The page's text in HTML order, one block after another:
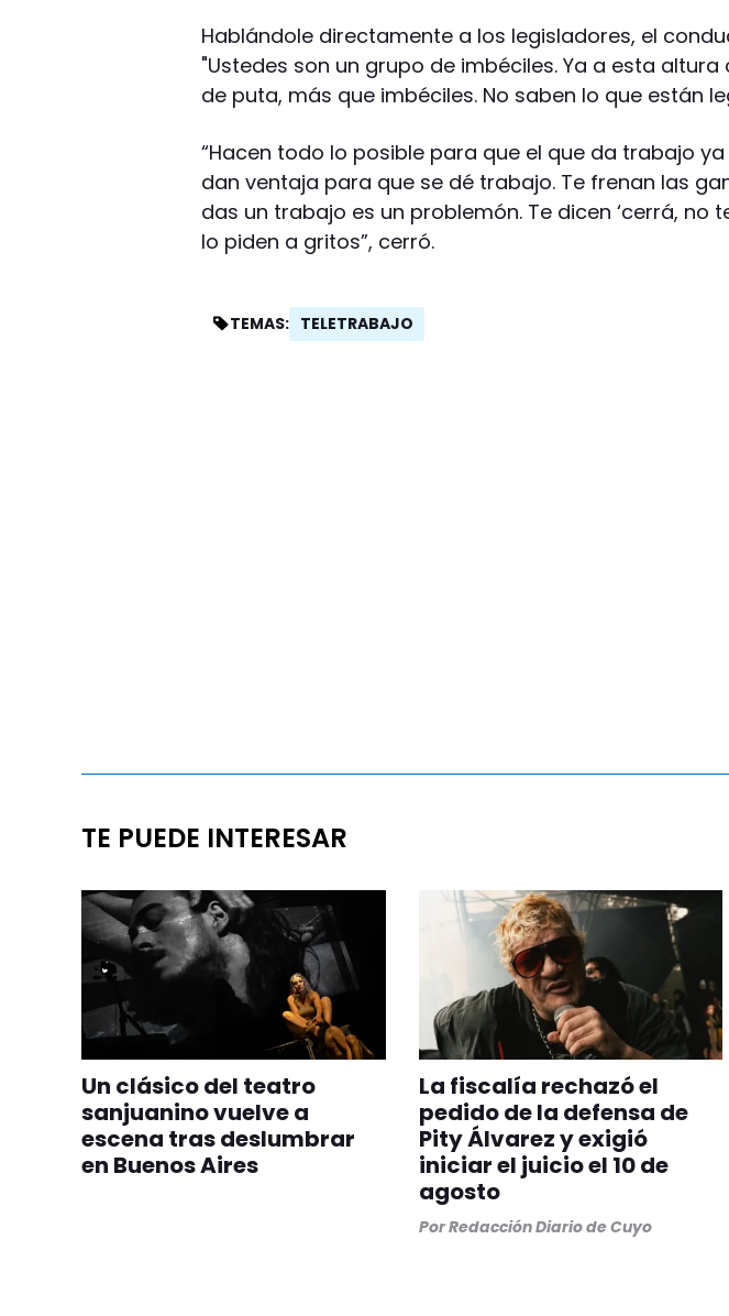
Hablándole directamente a los legisladores, el
"Ustedes son un grupo de imbéciles. Ya a esta altura
de puta, más que imbéciles. No saben lo que están
“Hacen todo lo posible para que el que da trabajo
dan ventaja para que se dé trabajo. Te frenan las
das un trabajo es un problemón. Te dicen ‘cerrá, no
lo piden a gritos”, cerró.
TEMAS: TELETRABAJO
TE PUEDE INTERESAR
Un clásico del teatro
sanjuanino vuelve a
escena tras deslumbrar
en Buenos Aires
La fiscalía rechazó el
pedido de la defensa de
Pity Álvarez y exigió
iniciar el juicio el 10 de
agosto
PorRedacción Diario de Cuyo